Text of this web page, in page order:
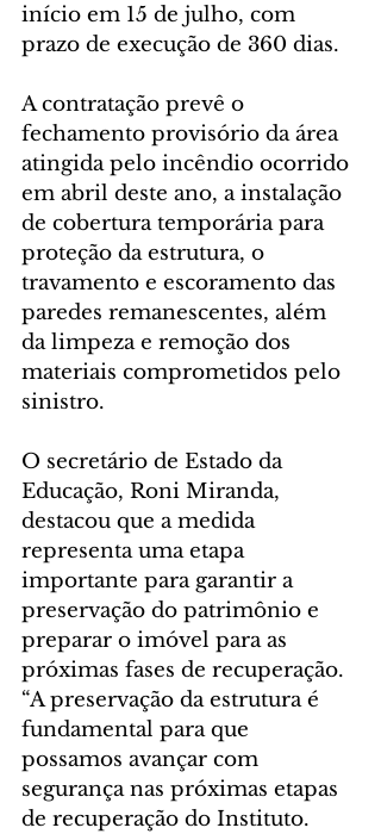
início em 15 de julho, com
prazo de execução de 360 dias.
A contratação prevê o
fechamento provisório da área
atingida pelo incêndio ocorrido
em abril deste ano, a instalação
de cobertura temporária para
proteção da estrutura, o
travamento e escoramento das
paredes remanescentes, além
da limpeza e remoção dos
materiais comprometidos pelo
sinistro.
O secretário de Estado da
Educação, Roni Miranda,
destacou que a medida
representa uma etapa
importante para garantir a
preservação do patrimônio e
preparar o imóvel para as
próximas fases de recuperação.
“A preservação da estrutura é
fundamental para que
possamos avançar com
segurança nas próximas etapas
de recuperação do Instituto.